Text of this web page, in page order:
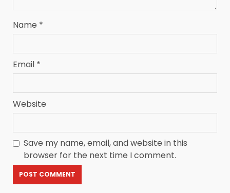
Name *
Email *
Website
Save my name, email, and website in this
browser for the next time I comment.